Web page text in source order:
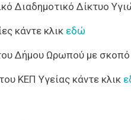
Διαδημοτικό Δίκτυο
κάντε κλικ εδώ
Δήμου Ωρωπού με
ΚΕΠ Υγείας κάντε κλικ